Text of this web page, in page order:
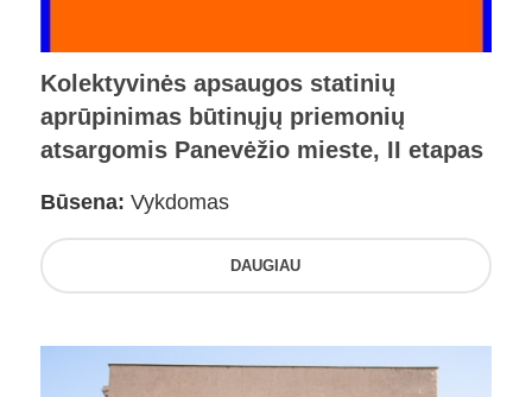
Kolektyvinės apsaugos statinių
aprūpinimas būtinųjų priemonių
atsargomis Panevėžio mieste, II etapas
Būsena: Vykdomas
DAUGIAU